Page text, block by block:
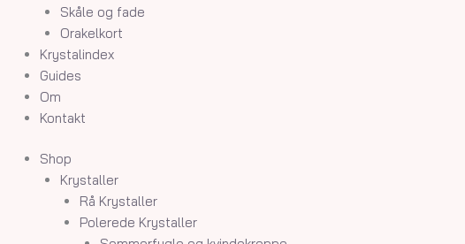
Skåle og fade
Orakelkort
Krystalindex
Guides
Om
Kontakt
Shop
Krystaller
Rå Krystaller
Polerede Krystaller